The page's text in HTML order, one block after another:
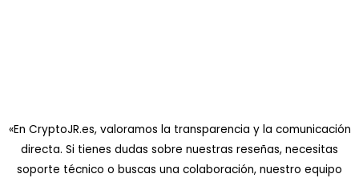
«En CryptoJR.es, valoramos la transparencia y la comunicación
directa. Si tienes dudas sobre nuestras reseñas, necesitas
soporte técnico o buscas una colaboración, nuestro equipo